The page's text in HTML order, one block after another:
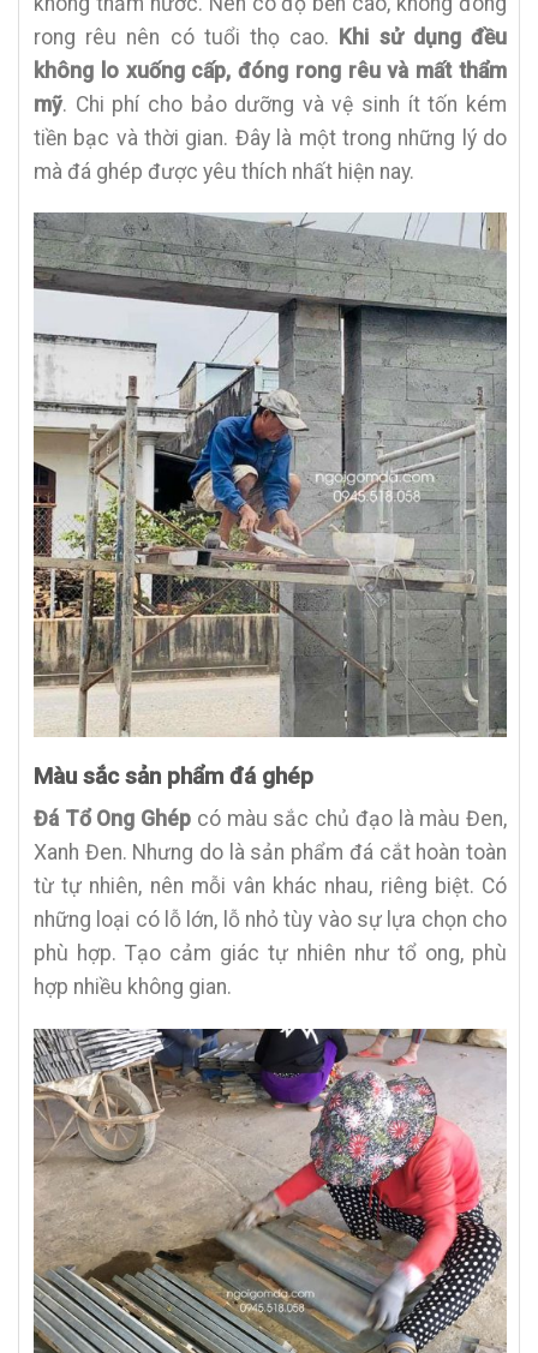
rong rêu nên có tuổi thọ cao. Khi sử dụng đều
không lo xuống cấp, đóng rong rêu và mất thẩm
mỹ. Chi phí cho bảo dưỡng và vệ sinh ít tốn kém
tiền bạc và thời gian. Đây là một trong những lý do
mà đá ghép được yêu thích nhất hiện nay.
Màu sắc sản phẩm đá ghép
Đá Tổ Ong Ghép có màu sắc chủ đạo là màu Đen,
Xanh Đen. Nhưng do là sản phẩm đá cắt hoàn toàn
từ tự nhiên, nên mỗi vân khác nhau, riêng biệt. Có
những loại có lỗ lớn, lỗ nhỏ tùy vào sự lựa chọn cho
phù hợp. Tạo cảm giác tự nhiên như tổ ong, phù
hợp nhiều không gian.